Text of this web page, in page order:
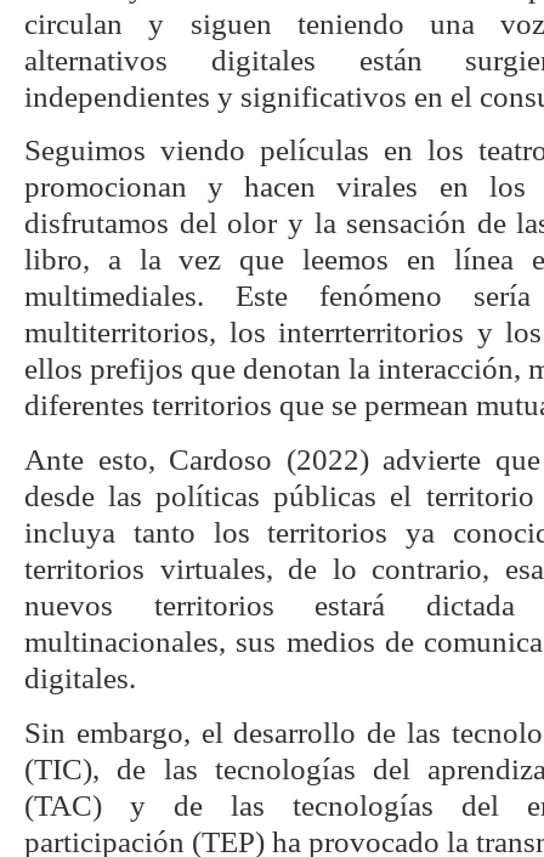
circulan y siguen teniendo una
alternativos digitales están
independientes y significativos en el
Seguimos viendo películas en los
promocionan y hacen virales en los
disfrutamos del olor y la sensación de
libro, a la vez que leemos en línea
multimediales. Este fenómeno
multiterritorios, los interrterritorios y
ellos prefijos que denotan la interacción,
diferentes territorios que se permean
Ante esto, Cardoso (2022) advierte
desde las políticas públicas el
incluya tanto los territorios ya
territorios virtuales, de lo contrario,
nuevos territorios estará
multinacionales, sus medios de
digitales.
Sin embargo, el desarrollo de las
(TIC), de las tecnologías del
(TAC) y de las tecnologías del
participación (TEP) ha provocado la